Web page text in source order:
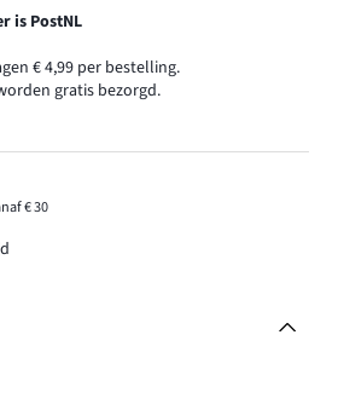
is PostNL
€ 4,99 per bestelling.
gratis bezorgd.
€ 30